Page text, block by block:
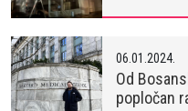
06.01.2024.
Od
popločan